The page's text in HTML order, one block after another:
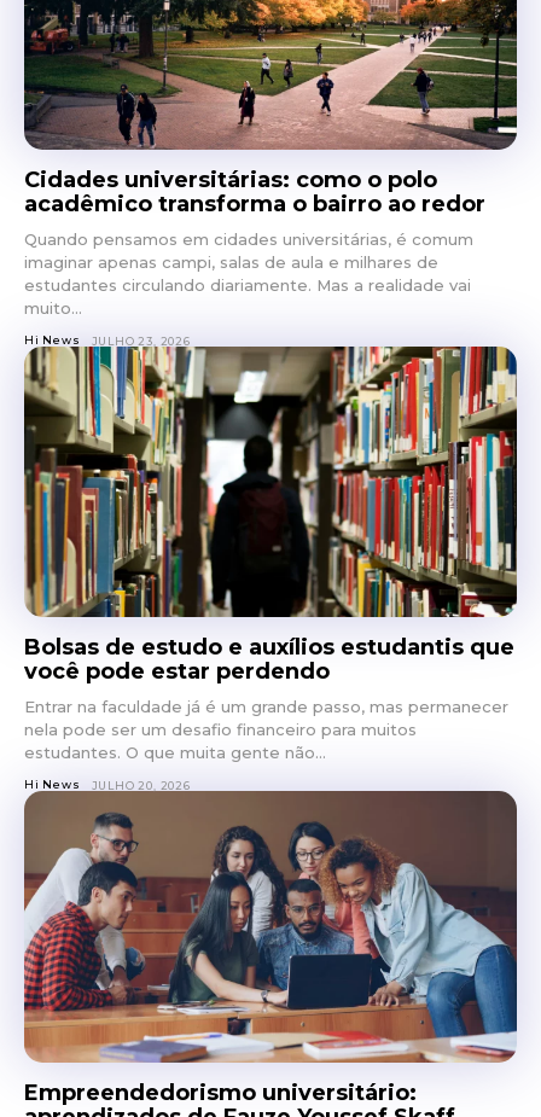
Cidades universitárias: como o polo
acadêmico transforma o bairro ao redor
Quando pensamos em cidades universitárias, é comum
imaginar apenas campi, salas de aula e milhares de
estudantes circulando diariamente. Mas a realidade vai
muito...
Hi News JULHO 23, 2026
Bolsas de estudo e auxílios estudantis que
você pode estar perdendo
Entrar na faculdade já é um grande passo, mas permanecer
nela pode ser um desafio financeiro para muitos
estudantes. O que muita gente não...
Hi News JULHO 20, 2026
Empreendedorismo universitário: